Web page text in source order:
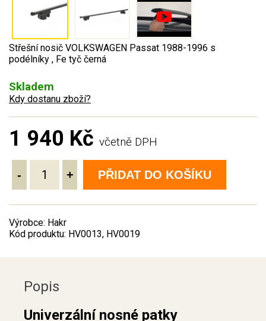
Střešní nosič VOLKSWAGEN Passat 1988-1996 s
podélníky , Fe tyč černá
Skladem
Kdy dostanu zboží?
1 940 Kč včetně DPH
- + PŘIDAT DO KOŠÍKU
Výrobce: Hakr
Kód produktu: HV0013, HV0019
Popis
Univerzální nosné patky